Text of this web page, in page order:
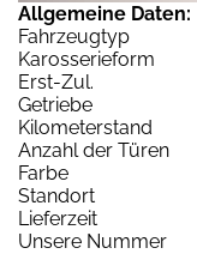
Allgemeine Daten:
Fahrzeugtyp
Karosserieform
Erst-Zul.
Getriebe
Kilometerstand
Anzahl der Türen
Farbe
Standort
Lieferzeit
Unsere Nummer